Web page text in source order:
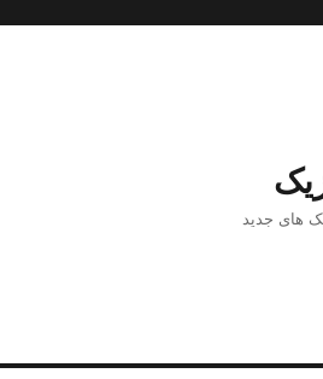
های جدید